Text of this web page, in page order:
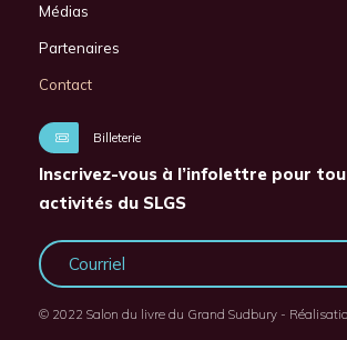
Médias
Partenaires
Contact
Billeterie
Inscrivez-vous à l’infolettre pour
activités du SLGS
© 2022 Salon du livre du Grand Sudbury -